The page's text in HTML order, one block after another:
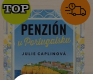
TOP
TOP